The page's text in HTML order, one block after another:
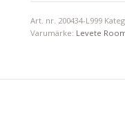
Art. nr. 200434-L999
Varumärke: Levete